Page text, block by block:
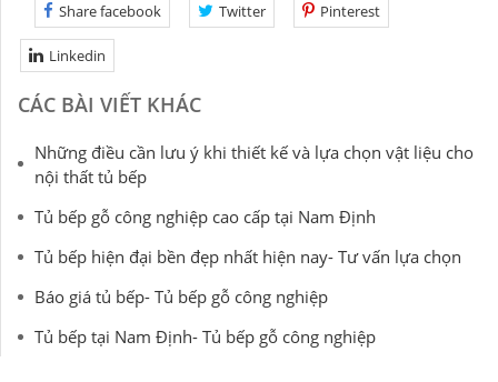
Share facebook Twitter Pinterest
Linkedin
CÁC BÀI VIẾT KHÁC
Những điều cần lưu ý khi thiết kế và lựa chọn vật liệu cho
nội thất tủ bếp
Tủ bếp gỗ công nghiệp cao cấp tại Nam Định
Tủ bếp hiện đại bền đẹp nhất hiện nay- Tư vấn lựa chọn
Báo giá tủ bếp- Tủ bếp gỗ công nghiệp
Tủ bếp tại Nam Định- Tủ bếp gỗ công nghiệp